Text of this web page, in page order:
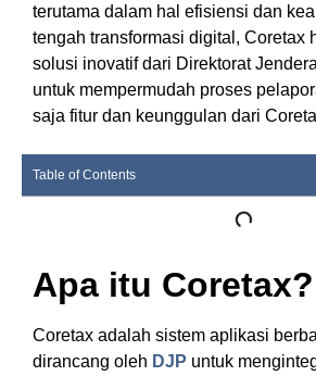
terutama dalam hal efisiensi dan
tengah transformasi digital, Coretax
solusi inovatif dari Direktorat
untuk mempermudah proses
saja fitur dan keunggulan dari
Table of Contents
Apa itu Coretax?
Coretax adalah sistem aplikasi
dirancang oleh DJP untuk